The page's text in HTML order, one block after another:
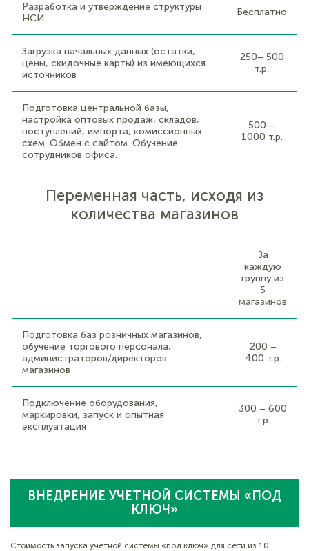
Разработка и утверждение структуры
НСИ
Бесплатно
Загрузка начальных данных (остатки,
цены, скидочные карты) из имеющихся
источников
250– 500
т.р.
Подготовка центральной базы,
настройка оптовых продаж, складов,
поступлений, импорта, комиссионных
схем. Обмен с сайтом. Обучение
сотрудников офиса.
500 –
1000 т.р.
Переменная часть, исходя из
количества магазинов
За
каждую
группу из
5
магазинов
Подготовка баз розничных магазинов,
обучение торгового персонала,
администраторов/директоров
магазинов
200 –
400 т.р.
Подключение оборудования,
маркировки, запуск и опытная
эксплуатация
300 – 600
т.р.
ВНЕДРЕНИЕ УЧЕТНОЙ СИСТЕМЫ «ПОД
КЛЮЧ»
Стоимость запуска учетной системы «под ключ» для сети из 10